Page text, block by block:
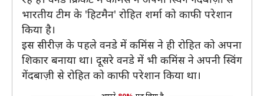
भारतीय टीम के 'हिटमैन' रोहित शर्मा को काफी परेशान
किया है।
इस सीरीज़ के पहले वनडे में कमिंस ने ही रोहित को अपना
शिकार बनाया था। दूसरे वनडे में भी कमिंस ने अपनी स्विंग
गेंदबाज़ी से रोहित को काफी परेशान किया था।